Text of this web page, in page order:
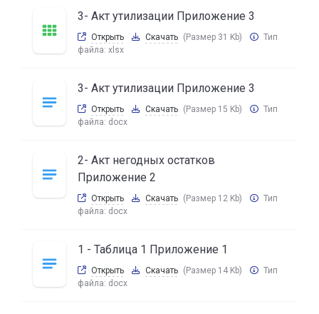
3- Акт утилизации Приложение 3
Открыть Скачать (Размер 31 Kb)
Тип
файла: xlsx
3- Акт утилизации Приложение 3
Открыть Скачать (Размер 15 Kb)
Тип
файла: docx
2- Акт негодных остатков
Приложение 2
Открыть Скачать (Размер 12 Kb)
Тип
файла: docx
1 - Таблица 1 Приложение 1
Открыть Скачать (Размер 14 Kb)
Тип
файла: docx